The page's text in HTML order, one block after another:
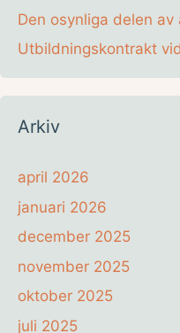
Den osynliga delen
Utbildningskontrakt
Arkiv
april 2026
januari 2026
december 2025
november 2025
oktober 2025
juli 2025